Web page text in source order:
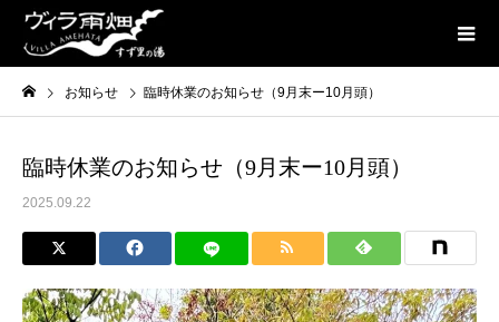
お知らせ 臨時休業のお知らせ（9月末ー10月頭）
臨時休業のお知らせ（9月末ー10月頭）
2025.09.22